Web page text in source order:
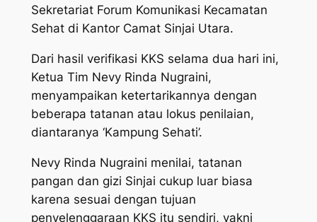
Sekretariat Forum Komunikasi Kecamatan
Sehat di Kantor Camat Sinjai Utara.
Dari hasil verifikasi KKS selama dua hari ini,
Ketua Tim Nevy Rinda Nugraini,
menyampaikan ketertarikannya dengan
beberapa tatanan atau lokus penilaian,
diantaranya ‘Kampung Sehati’.
Nevy Rinda Nugraini menilai, tatanan
pangan dan gizi Sinjai cukup luar biasa
karena sesuai dengan tujuan
penyelenggaraan KKS itu sendiri, yakni